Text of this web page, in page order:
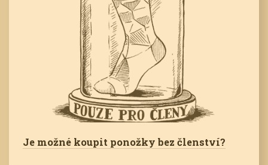
Je možné koupit ponožky bez členství?